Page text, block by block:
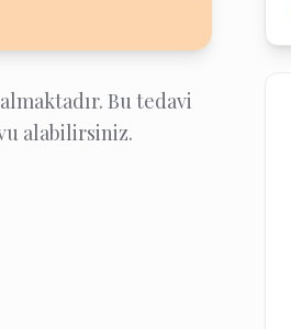
Bu tedavi
alabilirsiniz.